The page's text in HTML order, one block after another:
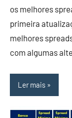
os melhores
primeira
melhores
com algumas
Ler mais